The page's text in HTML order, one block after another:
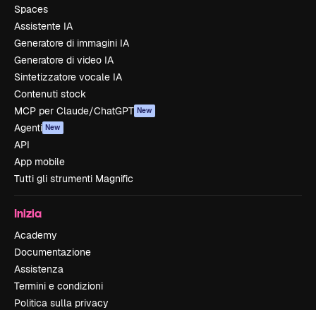
Spaces
Assistente IA
Generatore di immagini IA
Generatore di video IA
Sintetizzatore vocale IA
Contenuti stock
MCP per Claude/ChatGPT New
Agenti New
API
App mobile
Tutti gli strumenti Magnific
Inizia
Academy
Documentazione
Assistenza
Termini e condizioni
Politica sulla privacy